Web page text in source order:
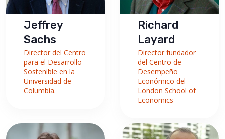
Jeffrey
Sachs
Director del Centro
para el Desarrollo
Sostenible en la
Universidad de
Columbia.
Richard
Layard
Director fundador
del Centro de
Desempeño
Económico del
London School of
Economics